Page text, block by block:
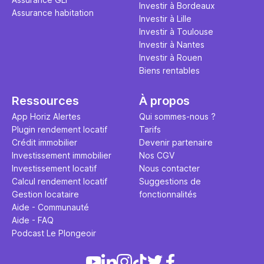
Assurance habitation
Investir à Bordeaux
Investir à Lille
Investir à Toulouse
Investir à Nantes
Investir à Rouen
Biens rentables
Ressources
App Horiz Alertes
Plugin rendement locatif
Crédit immobilier
Investissement immobilier
Investissement locatif
Calcul rendement locatif
Gestion locataire
Aide - Communauté
Aide - FAQ
Podcast Le Plongeoir
À propos
Qui sommes-nous ?
Tarifs
Devenir partenaire
Nos CGV
Nous contacter
Suggestions de
fonctionnalités